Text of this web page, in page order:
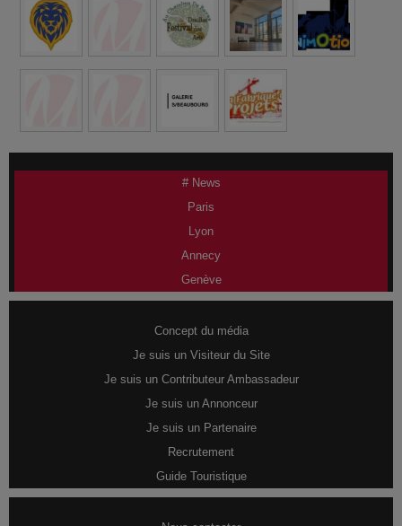
# News
Paris
Lyon
Annecy
Genève
Concept du média
Je suis un Visiteur du Site
Je suis un Contributeur Ambassadeur
Je suis un Annonceur
Je suis un Partenaire
Recrutement
Guide Touristique